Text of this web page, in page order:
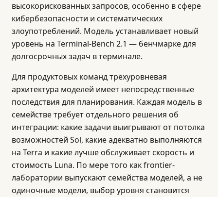
высокорискованных запросов, особенно в сфере
кибербезопасности и систематических
злоупотреблений. Модель устанавливает новый
уровень на Terminal-Bench 2.1 — бенчмарке для
долгосрочных задач в терминале.
Для продуктовых команд трёхуровневая
архитектура моделей имеет непосредственные
последствия для планирования. Каждая модель в
семействе требует отдельного решения об
интеграции: какие задачи выигрывают от потолка
возможностей Sol, какие адекватно выполняются
на Terra и какие лучше обслуживает скорость и
стоимость Luna. По мере того как frontier-
лаборатории выпускают семейства моделей, а не
одиночные модели, выбор уровня становится